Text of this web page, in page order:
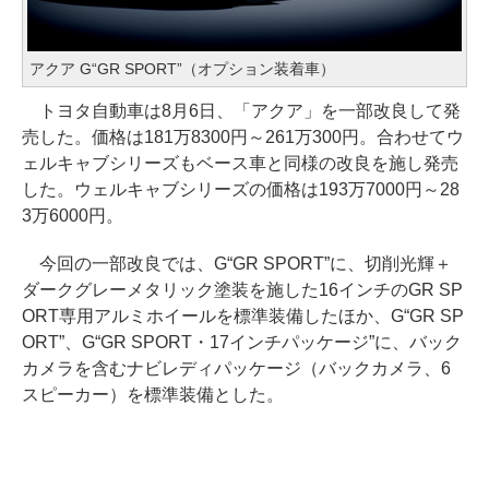
アクア G“GR SPORT”（オプション装着車）
トヨタ自動車は8月6日、「アクア」を一部改良して発
売した。価格は181万8300円～261万300円。合わせてウ
ェルキャブシリーズもベース車と同様の改良を施し発売
した。ウェルキャブシリーズの価格は193万7000円～28
3万6000円。
今回の一部改良では、G“GR SPORT”に、切削光輝＋
ダークグレーメタリック塗装を施した16インチのGR SP
ORT専用アルミホイールを標準装備したほか、G“GR SP
ORT”、G“GR SPORT・17インチパッケージ”に、バック
カメラを含むナビレディパッケージ（バックカメラ、6
スピーカー）を標準装備とした。